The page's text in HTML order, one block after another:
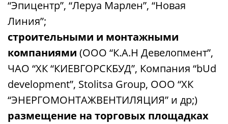
“Эпицентр”, “Леруа Марлен”, “Новая
Линия”;
строительными и монтажными
компаниями (ООО “К.А.Н Девелопмент”,
ЧАО “ХК “КИЕВГОРСКБУД”, Компания “bUd
development”, Stolitsa Group, ООО “ХК
“ЭНЕРГОМОНТАЖВЕНТИЛЯЦИЯ” и др;)
размещение на торговых площадках